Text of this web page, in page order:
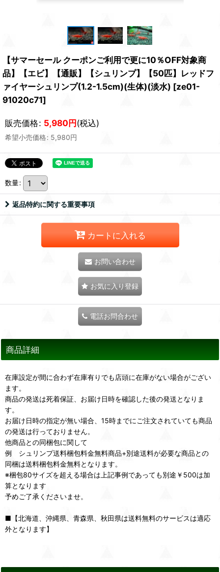
【サマーセール クーポンご利用で更に10％OFF対象商
品】【エビ】【通販】【シュリンプ】【50匹】レッドフ
ァイヤーシュリンプ(1.2-1.5cm)(生体)(淡水) [ze01-
91020c71]
販売価格: 5,980円(税込)
希望小売価格: 5,980円
数量:
返品特約に関する重要事項
カートに入れる
お問い合わせ
お気に入り登録
電話お問合わせ
商品詳細
在庫設定が間に合わず在庫有りでも店頭に在庫がない場合がござい
ます。
商品の発送は死着保証、お届け日時を確認した後の発送となりま
す。
お届け日時の指定が無い場合、15時までにご注文されていても商品
の発送は行っておりません。
他商品との同梱包に関して
例 シュリンプ送料梱包料金無料商品+別途送料が必要な商品との
同梱は送料梱包料金無料となります。
※梱包80サイズを超える場合は上記事例であっても別途￥500は加
算となります
予めご了承くださいませ。
■【北海道、沖縄県、青森県、秋田県は送料無料のサービスは適応
外となります】